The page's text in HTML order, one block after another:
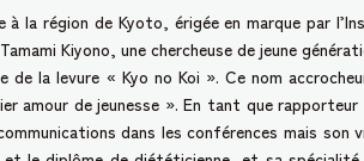
la région de Kyoto, érigée en marque par
Kiyono, une chercheuse de jeune
la levure « Kyo no Koi ». Ce nom
amour de jeunesse ». En tant que
dans les conférences mais son